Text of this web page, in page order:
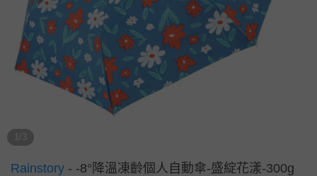
1/3
Rainstory - -8°降溫凍齡個人自動傘-盛綻花漾-300g